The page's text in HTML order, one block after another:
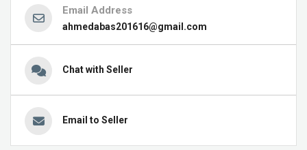
Email Address
ahmedabas201616@gmail.com
Chat with Seller
Email to Seller